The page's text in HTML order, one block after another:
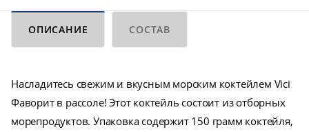
ОПИСАНИЕ СОСТАВ
Насладитесь свежим и вкусным морским коктейлем Vici
Фаворит в рассоле! Этот коктейль состоит из отборных
морепродуктов. Упаковка содержит 150 грамм коктейля,